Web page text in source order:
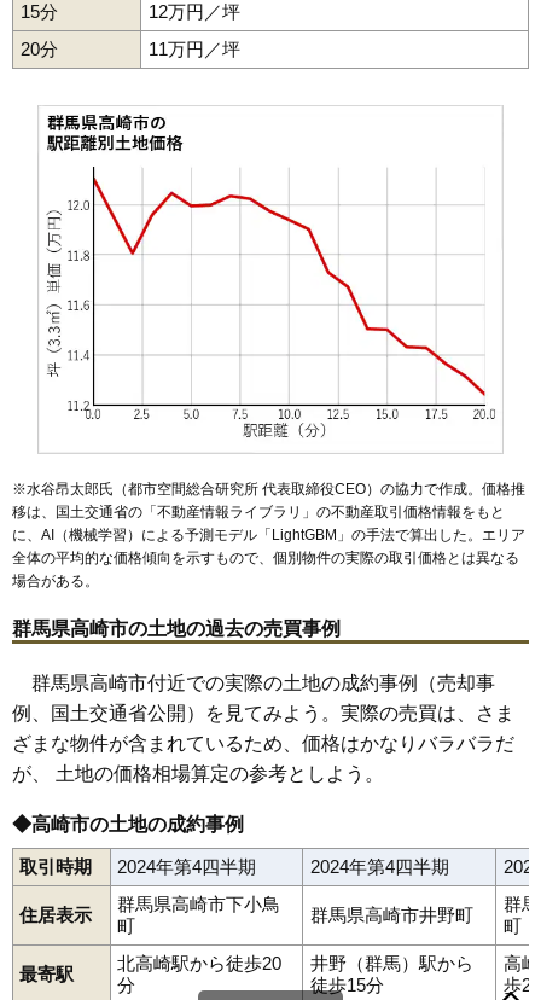
53 倉賀野町
54 井野町
56 棟高町
大沢町 1,324万円
石原町 15万円
59 上並榎町
60
61 柴崎町 14万円 1,394万円
62 1,049万円
63
中尾町 14万円 1,256万円 4.8%
66 南大類町 14万円 1,445万円 5.5%
67 金井淵町 14万円 1,025万円 7.5%
68 剣崎町 13万円 1,077万円 4.0%
69
70 足門町 13万円
72 東国分町 12万円 1,102万円 1.1%
73 三ツ寺町 12万円 1,137万円 0.8%
小八木町
76 岩鼻町 12万円
77 上豊岡町 11万円 903万円 6.0%
吉井町南陽台 11万円 7.9%
新保田中町 0.2%
80 引間町 11万円 1,086万円 -0.5%
15分
12万円／坪
20分
11万円／坪
※水谷昂太郎氏（都市空間総合研究所 代表取締役CEO）の協力で作成。価格推
移は、国土交通省の「不動産情報ライブラリ 」の不動産取引価格情報をもと
に、AI（機械学習）による予測モデル「LightGBM」の手法で算出した。エリア
全体の平均的な価格傾向を示すもので、個別物件の実際の取引価格とは異なる
場合がある。
群馬県高崎市の土地の過去の売買事例
群馬県高崎市付近での実際の土地の成約事例（売却事
例、国土交通省公開）を見てみよう。実際の売買は、さま
ざまな物件が含まれているため、価格はかなりバラバラだ
が、 土地の価格相場算定の参考としよう。
◆高崎市の土地の成約事例
取引時期 2024年第4四半期 2024年第4四半期
住居表示
群馬県高崎市下小鳥
町
群馬県高崎市井野町
群
町
最寄駅
北高崎駅から徒歩20
分
井野（群馬）駅から
徒歩15分
高
歩
阿久津町 足門町東町飯玉町 飯塚町石原町 井出町
沖町貝沢町片岡町金井淵町
上小鳥町上小塙町上佐野町上滝町上豊岡町上中居町
上並榎町
菊地町北新波町北久保町 北原町木部町京目町
行力町九蔵町倉賀野町栗崎町剣崎町神戸町小八木町
新後閑町
柴崎町芝塚町島野町下大島町下大類町 下小鳥町
下小塙町
下里見町 下豊岡町下中居町
下之城町下室田町下和田町宿大類町宿横手町正観寺町
昭和町
新紺屋町新保田中町新保町 新町末広町菅谷町
台新田町
台町 竜見町田町塚田町